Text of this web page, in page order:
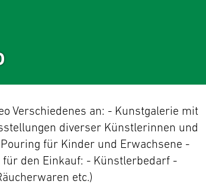
Verschiedenes an: - Kunstgalerie mit
diverser Künstlerinnen und
für Kinder und Erwachsene -
den Einkauf: - Künstlerbedarf -
etc.)